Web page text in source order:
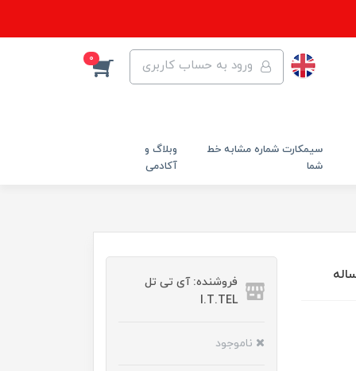
ورود به حساب کاربری 0
سیمکارت شماره مشابه خط
شما
وبلاگ و
آکادمی
فروشنده: آی تی تل
I.T.TEL
ناموجود